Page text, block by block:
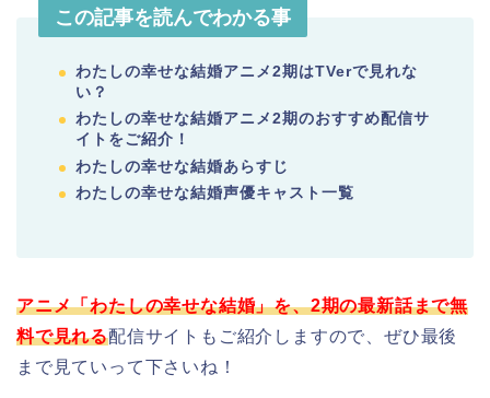
この記事を読んでわかる事
わたしの幸せな結婚アニメ2期はTVerで見れな
い？
わたしの幸せな結婚アニメ2期のおすすめ配信サ
イトをご紹介！
わたしの幸せな結婚あらすじ
わたしの幸せな結婚声優キャスト一覧
アニメ「わたしの幸せな結婚」を、2期の最新話まで無
料で見れる配信サイトもご紹介しますので、ぜひ最後
まで見ていって下さいね！